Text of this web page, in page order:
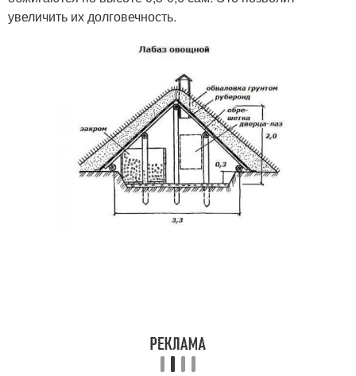
увеличить их долговечность.